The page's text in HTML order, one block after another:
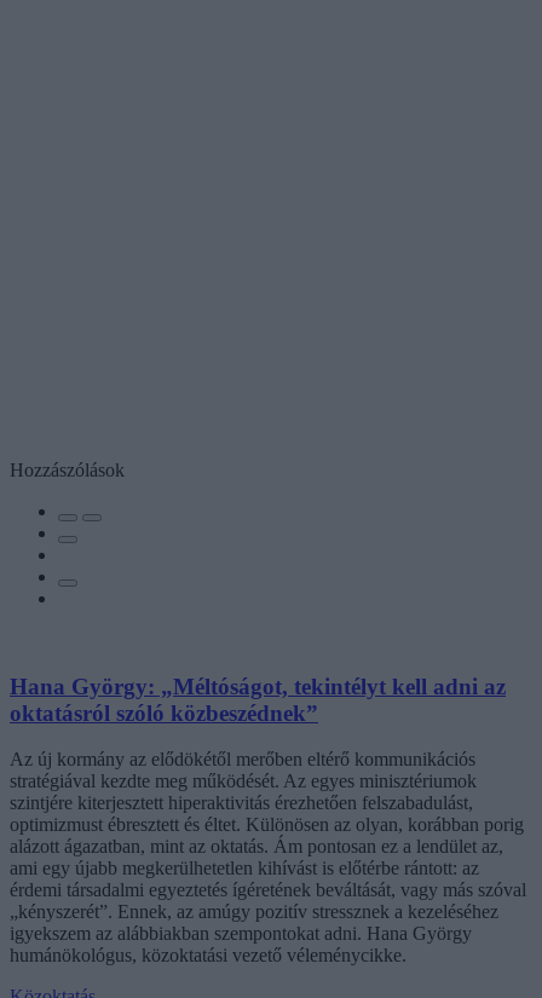
Hozzászólások
Hana György: „Méltóságot, tekintélyt kell adni az
oktatásról szóló közbeszédnek”
Az új kormány az elődökétől merőben eltérő kommunikációs
stratégiával kezdte meg működését. Az egyes minisztériumok
szintjére kiterjesztett hiperaktivitás érezhetően felszabadulást,
optimizmust ébresztett és éltet. Különösen az olyan, korábban porig
alázott ágazatban, mint az oktatás. Ám pontosan ez a lendület az,
ami egy újabb megkerülhetetlen kihívást is előtérbe rántott: az
érdemi társadalmi egyeztetés ígéretének beváltását, vagy más szóval
„kényszerét”. Ennek, az amúgy pozitív stressznek a kezeléséhez
igyekszem az alábbiakban szempontokat adni. Hana György
humánökológus, közoktatási vezető véleménycikke.